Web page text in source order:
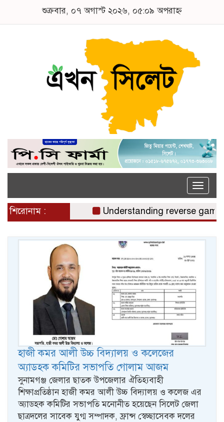
শুক্রবার, ০৭ অগাস্ট ২০২৬, ০৫:০৯ অপরাহ্ন
Toggle
শিরোনাম : Understanding reverse
হাজী কমর আলী উচ্চ বিদ্যালয় ও কলেজের
অ্যাডহক কমিটির সভাপতি গোলাম আজম
সুনামগঞ্জ জেলার ছাতক উপজেলার ঐতিহ্যবাহী
শিক্ষাপ্রতিষ্ঠান হাজী কমর আলী উচ্চ বিদ্যালয় ও কলেজ এর
অ্যাডহক কমিটির সভাপতি মনোনীত হয়েছেন সিলেট জেলা
ছাত্রদলের সাবেক যুগ্ম সম্পাদক, ফ্রান্স স্বেচ্ছাসেবক দলের